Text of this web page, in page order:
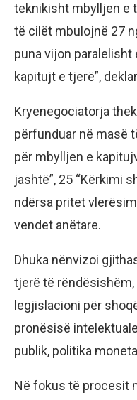
teknikisht mbylljen e
të cilët mbulojnë 27
puna vijon
kapitujt e tjerë”,
Kryenegociatorja
përfunduar në masë
për mbylljen e
jashtë”, 25 “Kërkimi
ndërsa pritet
vendet anëtare.
Dhuka nënvizoi
tjerë të
legjislacioni për
pronësisë
publik, politika
Në fokus të procesit